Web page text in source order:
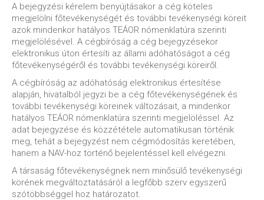
A bejegyzési kérelem benyújtásakor a cég köteles
megjelölni főtevékenységét és további tevékenységi köreit
azok mindenkor hatályos TEÁOR nómenklatúra szerinti
megjelölésével. A cégbíróság a cég bejegyzésekor
elektronikus úton értesíti az állami adóhatóságot a cég
főtevékenységéről és további tevékenységi köreiről.
A cégbíróság az adóhatóság elektronikus értesítése
alapján, hivatalból jegyzi be a cég főtevékenységének és
további tevékenységi köreinek változásait, a mindenkor
hatályos TEÁOR nómenklatúra szerinti megjelöléssel. Az
adat bejegyzése és közzététele automatikusan történik
meg, tehát a bejegyzést nem cégmódosítás keretében,
hanem a NAV-hoz történő bejelentéssel kell elvégezni.
A társaság főtevékenységnek nem minősülő tevékenységi
körének megváltoztatásáról a legfőbb szerv egyszerű
szótöbbséggel hoz határozatot.